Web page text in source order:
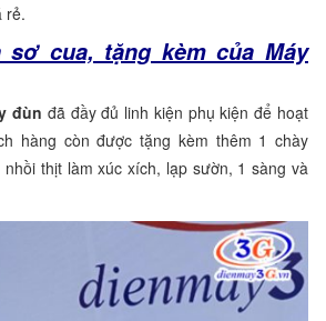
rẻ.
cua, tặng kèm của Máy
đùn đã đầy đủ linh kiện phụ kiện để hoạt
hàng còn được tặng kèm thêm 1 chày
thịt làm xúc xích, lạp sườn, 1 sàng và